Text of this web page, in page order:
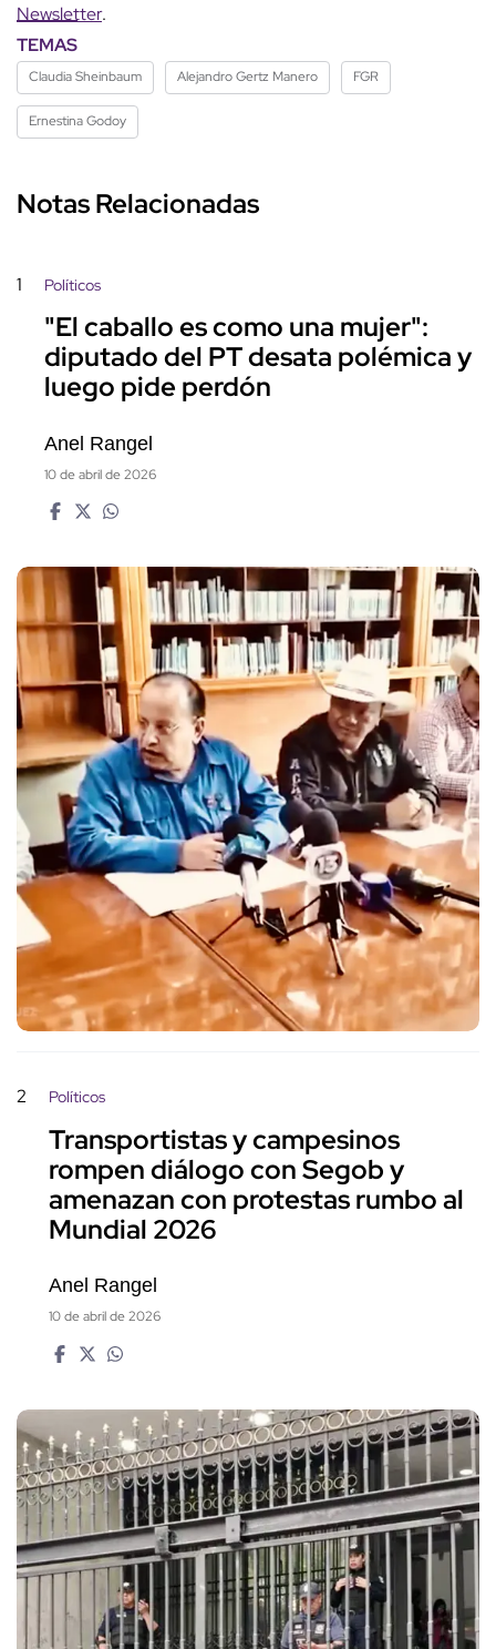
Newsletter.
TEMAS
Claudia Sheinbaum Alejandro Gertz Manero FGR
Ernestina Godoy
Notas Relacionadas
1 Políticos
"El caballo es como una mujer":
diputado del PT desata polémica y
luego pide perdón
Anel Rangel
10 de abril de 2026
2 Políticos
Transportistas y campesinos
rompen diálogo con Segob y
amenazan con protestas rumbo al
Mundial 2026
Anel Rangel
10 de abril de 2026